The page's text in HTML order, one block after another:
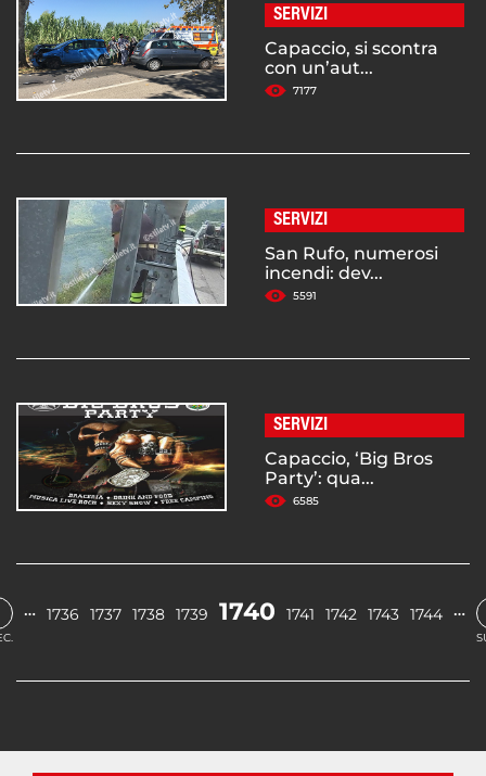
SERVIZI
Capaccio, si scontra
con un’aut...
7177
SERVIZI
San Rufo, numerosi
incendi: dev...
5591
SERVIZI
Capaccio, ‘Big Bros
Party’: qua...
6585
… 1736 1737 1738 1739 1740 1741 1742 1743 1744 …